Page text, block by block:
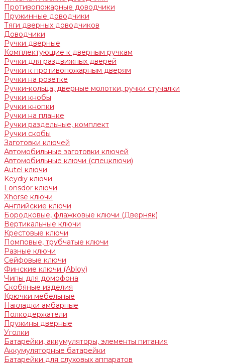
Противопожарные доводчики
Пружинные доводчики
Тяги дверных доводчиков
Доводчики
Ручки дверные
Комплектующие к дверным ручкам
Ручки для раздвижных дверей
Ручки к противопожарным дверям
Ручки на розетке
Ручки-кольца, дверные молотки, ручки стучалки
Ручки кнобы
Ручки кнопки
Ручки на планке
Ручки раздельные, комплект
Ручки скобы
Заготовки ключей
Автомобильные заготовки ключей
Автомобильные ключи (спецключи)
Autel ключи
Keydiy ключи
Lonsdor ключи
Xhorse ключи
Английские ключи
Бородковые, флажковые ключи (Дверняк)
Вертикальные ключи
Крестовые ключи
Помповые, трубчатые ключи
Разные ключи
Сейфовые ключи
Финские ключи (Abloy)
Чипы для домофона
Скобяные изделия
Крючки мебельные
Накладки амбарные
Полкодержатели
Пружины дверные
Уголки
Батарейки, аккумуляторы, элементы питания
Аккумуляторные батарейки
Батарейки для слуховых аппаратов